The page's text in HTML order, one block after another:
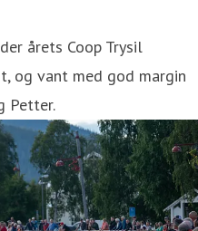
årets Coop Trysil
og vant med god margin
Petter.